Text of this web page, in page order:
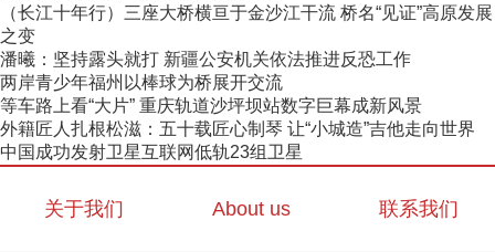
（长江十年行）三座大桥横亘于金沙江干流 桥名“见证”高原发展
之变
潘曦：坚持露头就打 新疆公安机关依法推进反恐工作
两岸青少年福州以棒球为桥展开交流
等车路上看“大片” 重庆轨道沙坪坝站数字巨幕成新风景
外籍匠人扎根松滋：五十载匠心制琴 让“小城造”吉他走向世界
中国成功发射卫星互联网低轨23组卫星
关于我们 About us 联系我们